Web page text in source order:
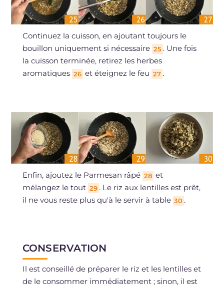
Continuez la cuisson, en ajoutant toujours le
bouillon uniquement si nécessaire 25 . Une fois
la cuisson terminée, retirez les herbes
aromatiques 26 et éteignez le feu 27 .
Enfin, ajoutez le Parmesan râpé 28 et
mélangez le tout 29 . Le riz aux lentilles est prêt,
il ne vous reste plus qu'à le servir à table 30 .
CONSERVATION
Il est conseillé de préparer le riz et les lentilles et
de le consommer immédiatement ; sinon, il est